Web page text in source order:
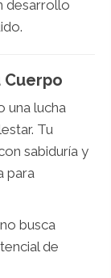
desarrollo
Cuerpo
una lucha
Tu
sabiduría y
para
busca
de